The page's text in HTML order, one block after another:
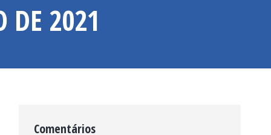
DE 2021
Comentários